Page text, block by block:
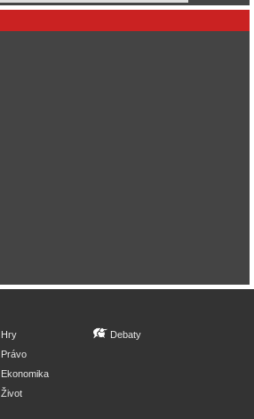
Hry
Právo
Ekonomika
Život
Debaty